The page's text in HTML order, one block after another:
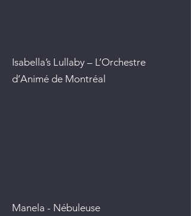
Isabella’s Lullaby – L’Orchestre
d’Animé de Montréal
Manela - Nébuleuse